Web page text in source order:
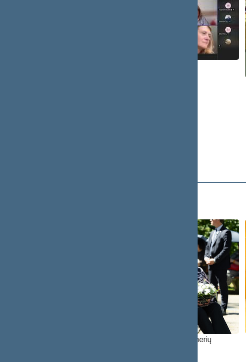
Romų genocido dienos minėjimas Panerių